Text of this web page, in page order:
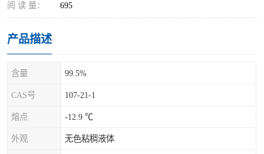
阅 读 量： 695
产品描述
含量 99.5%
CAS号 107-21-1
熔点 -12.9 ℃
外观 无色粘稠液体